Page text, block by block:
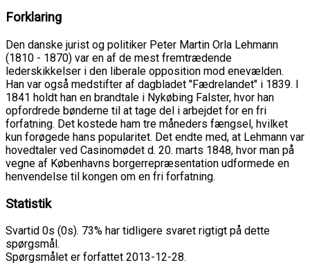
Forklaring
Den danske jurist og politiker Peter Martin Orla Lehmann
(1810 - 1870) var en af de mest fremtrædende
lederskikkelser i den liberale opposition mod enevælden.
Han var også medstifter af dagbladet "Fædrelandet" i 1839. I
1841 holdt han en brandtale i Nykøbing Falster, hvor han
opfordrede bønderne til at tage del i arbejdet for en fri
forfatning. Det kostede ham tre måneders fængsel, hvilket
kun forøgede hans popularitet. Det endte med, at Lehmann var
hovedtaler ved Casinomødet d. 20. marts 1848, hvor man på
vegne af Københavns borgerrepræsentation udformede en
henvendelse til kongen om en fri forfatning.
Statistik
Svartid 0s (0s). 73% har tidligere svaret rigtigt på dette
spørgsmål.
Spørgsmålet er forfattet 2013-12-28.